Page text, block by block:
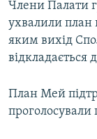
УКР
КТАТ
Члени Палати
ухвалили план
яким вихід
відкладається
План Мей
проголосували